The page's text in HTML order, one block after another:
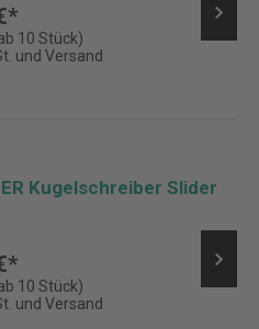
10 Stück)
und Versand
Kugelschreiber Slider
10 Stück)
und Versand